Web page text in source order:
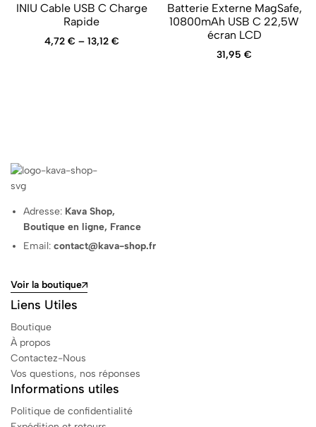
INIU Cable USB C Charge
Rapide
4,72 € – 13,12 €
Batterie Externe MagSafe,
10800mAh USB C 22,5W
écran LCD
31,95€
Adresse: Kava Shop,
Boutique en ligne, France
Email:contact@kava-shop.fr
Voir la boutique
Liens Utiles
Boutique
À propos
Contactez-Nous
Vos questions, nos réponses
Informations utiles
Politique de confidentialité